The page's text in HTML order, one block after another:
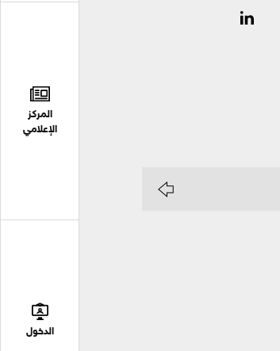
المركز
الإعلامي
الدخول